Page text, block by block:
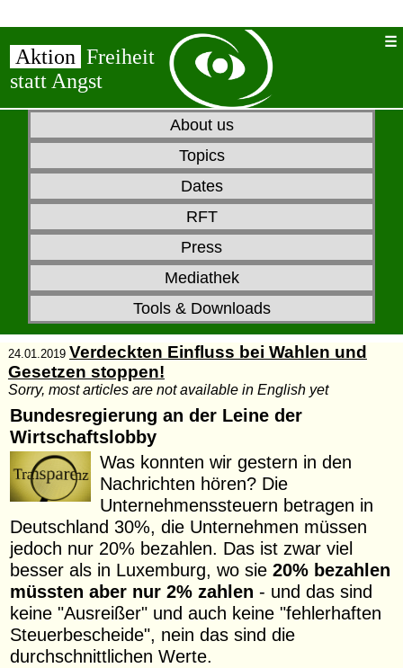
Aktion Freiheit
statt Angst
About us
Topics
Dates
RFT
Press
Mediathek
Tools & Downloads
24.01.2019 Verdeckten Einfluss bei Wahlen und
Gesetzen stoppen!
Sorry, most articles are not available in English yet
Bundesregierung an der Leine der
Wirtschaftslobby
Was konnten wir gestern in den
Nachrichten hören? Die
Unternehmenssteuern betragen in
Deutschland 30%, die Unternehmen müssen
jedoch nur 20% bezahlen. Das ist zwar viel
besser als in Luxemburg, wo sie20% bezahlen
müssten aber nur 2% zahlen - und das sind
keine "Ausreißer" und auch keine "fehlerhaften
Steuerbescheide", nein das sind die
durchschnittlichen Werte.